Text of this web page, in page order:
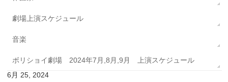
劇場上演スケジュール
音楽
ボリショイ劇場 2024年7月,8月,9月 上演スケジュール
6月 25, 2024